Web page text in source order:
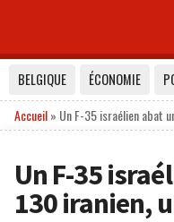
BELGIQUE ÉCONOMIE
Accueil» Un F-35 israélien abat
Un F-35
130 iranien,